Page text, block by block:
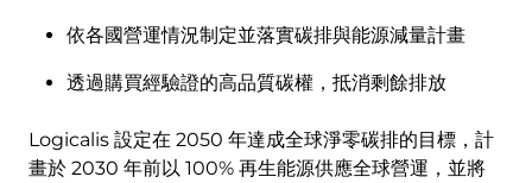
依各國營運情況制定並落實碳排與能源減量計畫
透過購買經驗證的高品質碳權，抵消剩餘排放
Logicalis 設定在 2050 年達成全球淨零碳排的目標，計
畫於 2030 年前以 100% 再生能源供應全球營運，並將